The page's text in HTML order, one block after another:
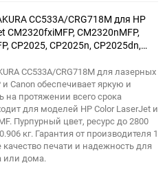
CC533A/CRG718M для HP
CM2320fxiMFP, CM2320nMFP,
CP2025, CP2025n, CP2025dn,
2800 к.
CC533A/CRG718M для лазерных
и Canon обеспечивает яркую и
на протяжении всего срока
для моделей HP Color LaserJet и
Пурпурный цвет, ресурс до 2800
кг. Гарантия от производителя 1
качество печати и надежность для
или дома.